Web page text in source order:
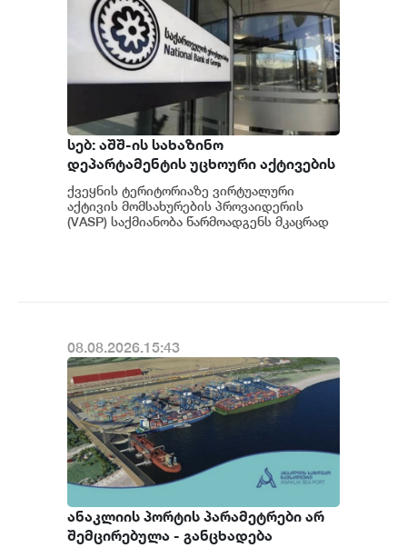
სებ: აშშ-ის სახაზინო
დეპარტამენტის უცხოური აქტივების
კონტროლის ოფისის (OFAC) მიერ
სანქცირებული პირი არ
წარმოადგენს საქართველოს
ქვეყნის ტერიტორიაზე ვირტუალური
აქტივის მომსახურების პროვაიდერის
(VASP) საქმიანობა წარმოადგენს მკაცრად
08.08.2026.15:43
ანაკლიის პორტის პარამეტრები არ
შემცირებულა - განცხადება